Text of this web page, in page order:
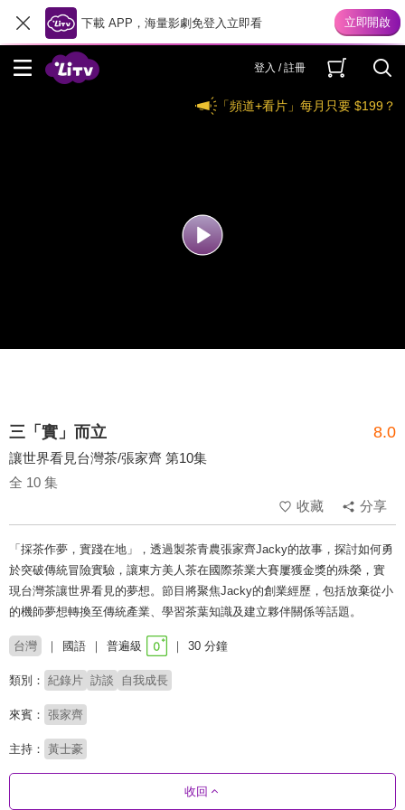
下載 APP，海量影劇免登入立即看
登入 / 註冊
「頻道+看片」每月只要 $199？
三「實」而立 8.0
讓世界看見台灣茶/張家齊 第10集
全 10 集
收藏
分享
「採茶作夢，實踐在地」，透過製茶青農張家齊Jacky的故事，探討如何勇
於突破傳統冒險實驗，讓東方美人茶在國際茶業大賽屢獲金獎的殊榮，實
現台灣茶讓世界看見的夢想。節目將聚焦Jacky的創業經歷，包括放棄從小
的機師夢想轉換至傳統產業、學習茶葉知識及建立夥伴關係等話題。
台灣 國語 普遍級 30 分鐘
類別： 紀錄片 訪談 自我成長
來賓： 張家齊
主持： 黃士豪
收回